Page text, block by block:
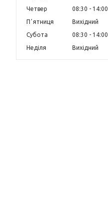
Четвер
08:30
14:00
Пʼятниця
Вихідний
Субота
08:30
14:00
Неділя
Вихідний